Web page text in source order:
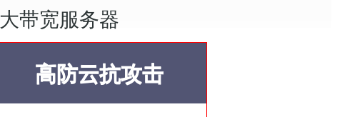
大带宽服务器
高防云抗攻击